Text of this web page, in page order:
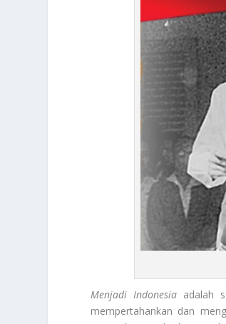
Menjadi Indonesia adalah
mempertahankan dan